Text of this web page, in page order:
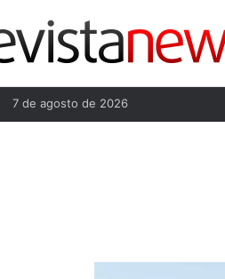
7 de agosto de 2026